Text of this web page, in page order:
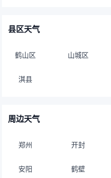
县区天气
鹤山区 山城区
淇县
周边天气
郑州 开封
安阳 鹤壁